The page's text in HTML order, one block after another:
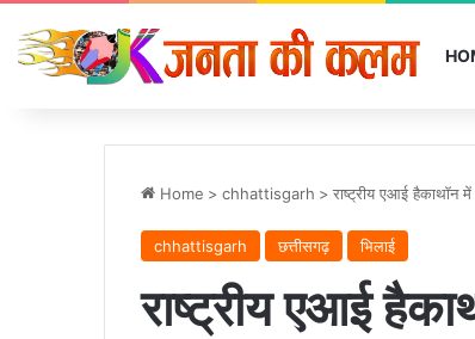
Home > chhattisgarh > राष्ट्रीय एआई हैकाथॉन में
chhattisgarh छत्तीसगढ़ भिलाई
राष्ट्रीय एआई